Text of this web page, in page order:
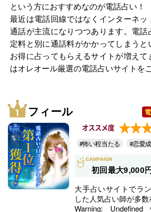
という方におすすめなのが電話占い！
最近は電話回線ではなくインターネ
通話が主流になりつつあります。電
定料と別に通話料がかかってしまうと
お得に占ってもらえるサイトが増え
はオレオール厳選の電話占いサイトを
フィール
オススメ度
#怖い程当たる #恋愛
初回最大9,000
大手占いサイトでラ
した人気占い師が多
Warning: Undefined